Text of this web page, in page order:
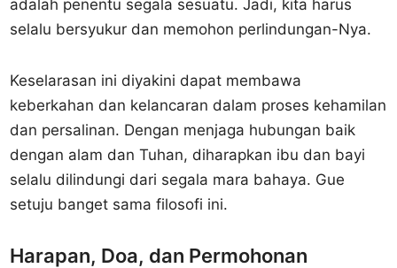
adalah penentu segala sesuatu. Jadi, kita harus
selalu bersyukur dan memohon perlindungan-Nya.
Keselarasan ini diyakini dapat membawa
keberkahan dan kelancaran dalam proses kehamilan
dan persalinan. Dengan menjaga hubungan baik
dengan alam dan Tuhan, diharapkan ibu dan bayi
selalu dilindungi dari segala mara bahaya. Gue
setuju banget sama filosofi ini.
Harapan, Doa, dan Permohonan